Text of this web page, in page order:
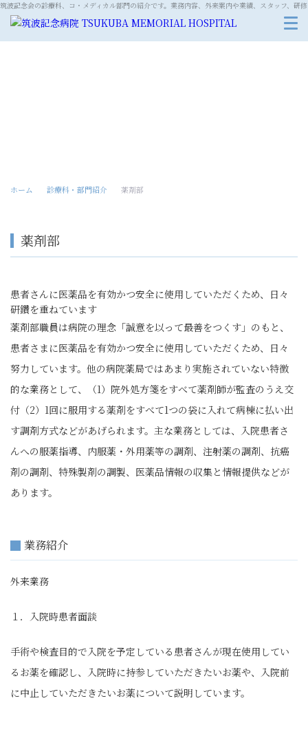
筑波記念会の診療科、コ・メディカル部門の紹介です。業務内容、外来案内や業績、スタッフ、研
ホーム 診療科・部門紹介 薬剤部
薬剤部
患者さんに医薬品を有効かつ安全に使用していただくため、日々
研鑽を重ねています
薬剤部職員は病院の理念「誠意を以って最善をつくす」のもと、
患者さまに医薬品を有効かつ安全に使用していただくため、日々
努力しています。他の病院薬局ではあまり実施されていない特徴
的な業務として、（1）院外処方箋をすべて薬剤師が監査のうえ交
付（2） 1回に服用する薬剤をすべて1つの袋に入れて病棟に払い出
す調剤方式などがあげられます。主な業務としては、入院患者さ
んへの服薬指導、内服薬・外用薬等の調剤、注射薬の調剤、抗癌
剤の調剤、特殊製剤の調製、医薬品情報の収集と情報提供などが
あります。
業務紹介
外来業務
１．入院時患者面談
手術や検査目的で入院を予定している患者さんが現在使用してい
るお薬を確認し、入院時に持参していただきたいお薬や、入院前
に中止していただきたいお薬について説明しています。